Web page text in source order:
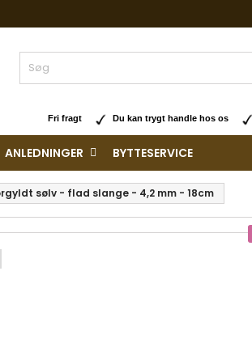
Fri fragt Du kan trygt handle hos os
ANLEDNINGER BYTTESERVICE
sølv - flad slange - 4,2 mm - 18cm